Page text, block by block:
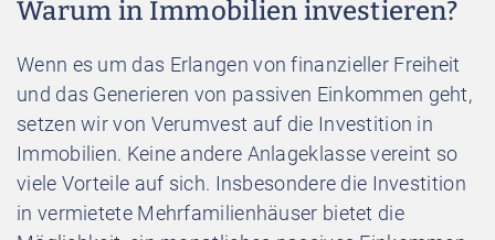
Warum in Immobilien investieren?
Wenn es um das Erlangen von finanzieller Freiheit
und das Generieren von passiven Einkommen geht,
setzen wir von Verumvest auf die Investition in
Immobilien. Keine andere Anlageklasse vereint so
viele Vorteile auf sich. Insbesondere die Investition
in vermietete Mehrfamilienhäuser bietet die